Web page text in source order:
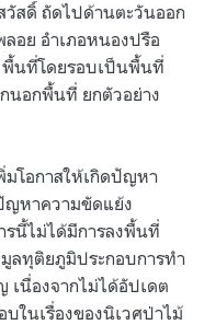
วัสดิ์ ถัดไปด้านตะวันออก
ลอย อำเภอหนองปรือ
พื้นที่โดยรอบเป็นพื้นที่
นอกพื้นที่ ยกตัวอย่าง
มโอกาสให้เกิดปัญหา
หาความขัดแย้ง
รนี้ไม่ได้มีการลงพื้นที่
มูลทุติยภูมิประกอบการทำ
เนื่องจากไม่ได้อัปเดต
ในเรื่องของนิเวศป่าไม้